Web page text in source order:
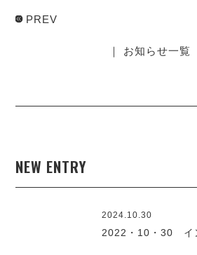
PREV
｜ お知らせ一覧
NEW ENTRY
2024.10.30
2022・10・30 イ